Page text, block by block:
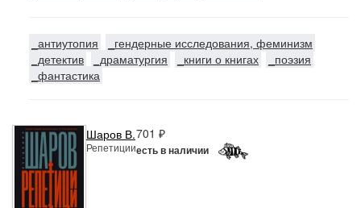
_антиутопия
_гендерные исследования, феминизм
_детектив
_драматургия _книги о книгах
_поэзия
_фантастика
Шаров В.
Репетиции
701 ₽
есть в наличии